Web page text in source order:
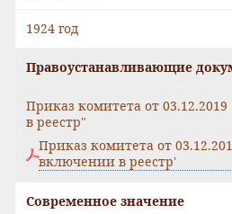
1924 год
Правоустанавливающие
Приказ комитета от
в реестр"
Приказ комитета от
включении в реестр'
Современное значение